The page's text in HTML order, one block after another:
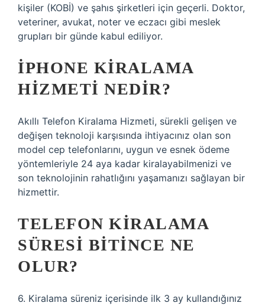
kişiler (KOBİ) ve şahıs şirketleri için geçerli. Doktor,
veteriner, avukat, noter ve eczacı gibi meslek
grupları bir günde kabul ediliyor.
İPHONE KIRALAMA
HIZMETI NEDIR?
Akıllı Telefon Kiralama Hizmeti, sürekli gelişen ve
değişen teknoloji karşısında ihtiyacınız olan son
model cep telefonlarını, uygun ve esnek ödeme
yöntemleriyle 24 aya kadar kiralayabilmenizi ve
son teknolojinin rahatlığını yaşamanızı sağlayan bir
hizmettir.
TELEFON KIRALAMA
SÜRESI BITINCE NE
OLUR?
6. Kiralama süreniz içerisinde ilk 3 ay kullandığınız